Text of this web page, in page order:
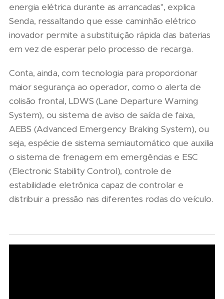
energia elétrica durante as arrancadas", explica
Senda, ressaltando que esse caminhão elétrico
inovador permite a substituição rápida das baterias
em vez de esperar pelo processo de recarga.
Conta, ainda, com tecnologia para proporcionar
maior segurança ao operador, como o alerta de
colisão frontal, LDWS (Lane Departure Warning
System), ou sistema de aviso de saída de faixa,
AEBS (Advanced Emergency Braking System), ou
seja, espécie de sistema semiautomático que auxilia
o sistema de frenagem em emergências e ESC
(Electronic Stability Control), controle de
estabilidade eletrônica capaz de controlar e
distribuir a pressão nas diferentes rodas do veículo.